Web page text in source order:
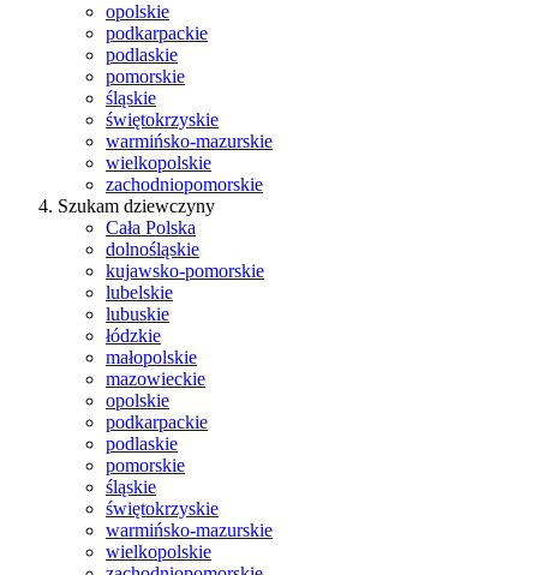
opolskie
podkarpackie
podlaskie
pomorskie
śląskie
świętokrzyskie
warmińsko-mazurskie
wielkopolskie
zachodniopomorskie
Szukam dziewczyny
Cała Polska
dolnośląskie
kujawsko-pomorskie
lubelskie
lubuskie
łódzkie
małopolskie
mazowieckie
opolskie
podkarpackie
podlaskie
pomorskie
śląskie
świętokrzyskie
warmińsko-mazurskie
wielkopolskie